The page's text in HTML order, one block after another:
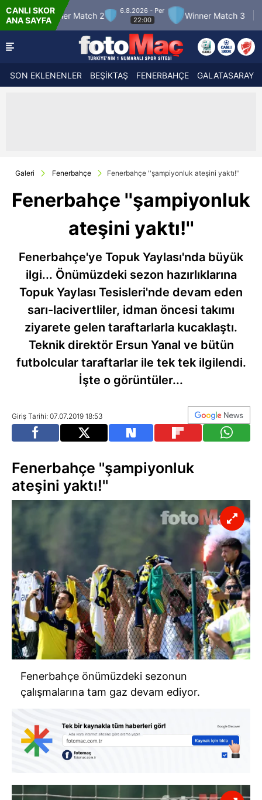
CANLI SKOR
ANA SAYFA
2
6.8.2026 - Per
22:00
Winner Match 3 Boluspor
SON EKLENENLER BEŞİKTAŞ FENERBAHÇE GALATASARAY
Galeri Fenerbahçe Fenerbahçe ''şampiyonluk ateşini yaktı!''
Fenerbahçe ''şampiyonluk
ateşini yaktı!''
Fenerbahçe'ye Topuk Yaylası'nda büyük
ilgi... Önümüzdeki sezon hazırlıklarına
Topuk Yaylası Tesisleri'nde devam eden
sarı-lacivertliler, idman öncesi takımı
ziyarete gelen taraftarlarla kucaklaştı.
Teknik direktör Ersun Yanal ve bütün
futbolcular taraftarlar ile tek tek ilgilendi.
İşte o görüntüler...
Giriş Tarihi: 07.07.2019 18:53
Fenerbahçe ''şampiyonluk
ateşini yaktı!''
Fenerbahçe önümüzdeki sezonun
çalışmalarına tam gaz devam ediyor.